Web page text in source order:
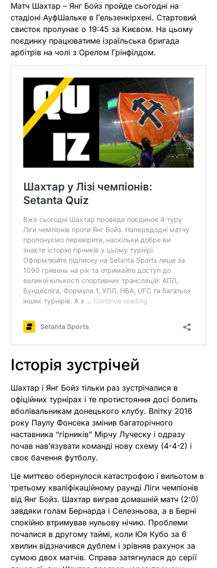
Матч Шахтар – Янг Бойз пройде сьогодні на
стадіоні АуфШальке в Гельзенкірхені. Стартовий
свисток пролунає о 19:45 за Києвом. На цьому
поєдинку працюватиме ізраїльська бригада
арбітрів на чолі з Орелом Грінфілдом.
Історія зустрічей
Шахтар і Янг Бойз тільки раз зустрічалися в
офіційних турнірах і те протистояння досі болить
вболівальникам донецького клубу. Влітку 2016
року Паулу Фонсека змінив багаторічного
наставника “гірників” Мірчу Луческу і одразу
почав навʼязувати команді нову схему (4-4-2) і
своє бачення футболу.
Це миттєво обернулося катастрофою і вильотом в
третьому кваліфікаційному раунді Ліги чемпіонів
від Янг Бойз. Шахтар виграв домашній матч (2:0)
завдяки голам Бернарда і Селезньова, а в Берні
спокійно втримував нульову нічию. Проблеми
почалися в другому таймі, коли Юя Кубо за 6
хвилин відзначився дублем і зрівняв рахунок за
сумою двох матчів. Справа затягнулася до серії